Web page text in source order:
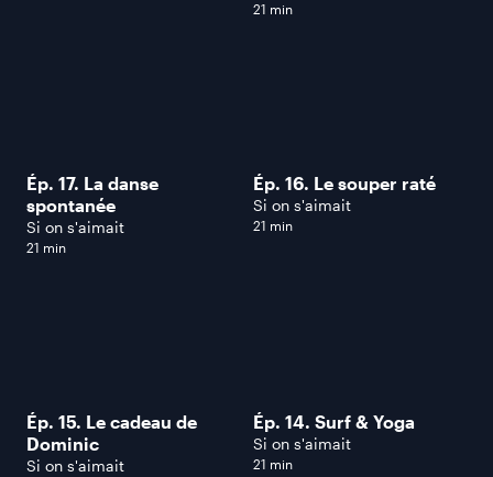
21 min
Ép. 17. La danse
spontanée
Si on s'aimait
21 min
Ép. 16. Le souper raté
Si on s'aimait
21 min
Ép. 15. Le cadeau de
Dominic
Si on s'aimait
Ép. 14. Surf & Yoga
Si on s'aimait
21 min